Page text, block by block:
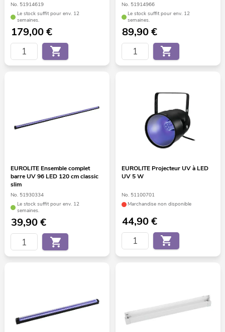
No. 51914619
Le stock suffit pour env. 12
semaines.
179,00€
No. 51914966
Le stock suffit pour env. 12
semaines.
89,90€
EUROLITE Ensemble complet
barre UV 96 LED 120 cm classic
slim
No. 51930334
Le stock suffit pour env. 12
semaines.
39,90€
EUROLITE Projecteur UV à LED
UV 5 W
No. 51100701
Marchandise non disponible
44,90€